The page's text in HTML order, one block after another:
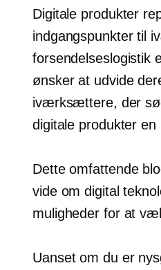
Digitale produkter
indgangspunkter til
forsendelseslogistik
ønsker at udvide
iværksættere, der
digitale produkter
Dette omfattende
vide om digital
muligheder for at
Uanset om du er